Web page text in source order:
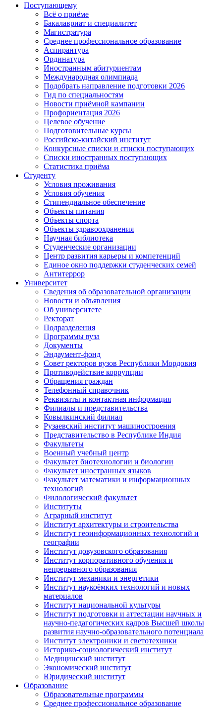
Поступающему
Всё о приёме
Бакалавриат и специалитет
Магистратура
Среднее профессиональное образование
Аспирантура
Ординатура
Иностранным абитуриентам
Международная олимпиада
Подобрать направление подготовки 2026
Гид по специальностям
Новости приёмной кампании
Профориентация 2026
Целевое обучение
Подготовительные курсы
Российско-китайский институт
Конкурсные списки и списки поступающих
Списки иностранных поступающих
Статистика приёма
Студенту
Условия проживания
Условия обучения
Стипендиальное обеспечение
Объекты питания
Объекты спорта
Объекты здравоохранения
Научная библиотека
Студенческие организации
Центр развития карьеры и компетенций
Единое окно поддержки студенческих семей
Антитеррор
Университет
Сведения об образовательной организации
Новости и объявления
Об университете
Ректорат
Подразделения
Программы вуза
Документы
Эндаумент-фонд
Совет ректоров вузов Республики Мордовия
Противодействие коррупции
Обращения граждан
Телефонный справочник
Реквизиты и контактная информация
Филиалы и представительства
Ковылкинский филиал
Рузаевский институт машиностроения
Представительство в Республике Индия
Факультеты
Военный учебный центр
Факультет биотехнологии и биологии
Факультет иностранных языков
Факультет математики и информационных
технологий
Филологический факультет
Институты
Аграрный институт
Институт архитектуры и строительства
Институт геоинформационных технологий и
географии
Институт довузовского образования
Институт корпоративного обучения и
непрерывного образования
Институт механики и энергетики
Институт наукоёмких технологий и новых
материалов
Институт национальной культуры
Институт подготовки и аттестации научных и
научно-педагогических кадров Высшей школы
развития научно-образовательного потенциала
Институт электроники и светотехники
Историко-социологический институт
Медицинский институт
Экономический институт
Юридический институт
Образование
Образовательные программы
Среднее профессиональное образование